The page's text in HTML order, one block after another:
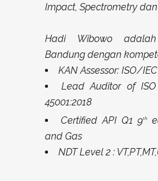
Impact, Spectrometry
Hadi Wibowo
Bandung dengan
KAN Assessor: ISO/
Lead Auditor of ISO
45001:2018
Certified API Q1 9th
and Gas
NDT Level 2 :